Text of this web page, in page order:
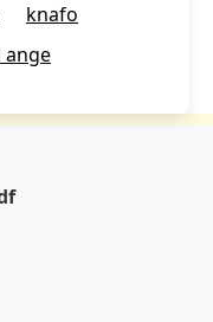
knafo
ange